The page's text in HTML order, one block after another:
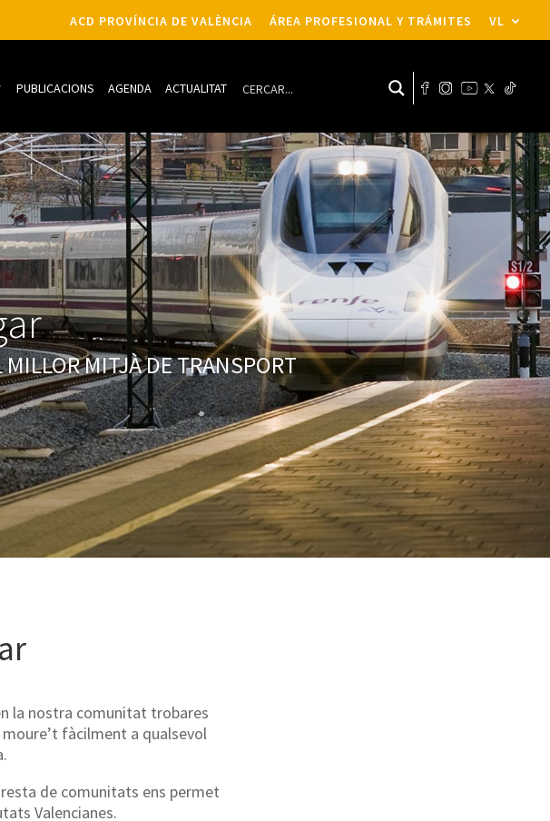
ACD PROVÍNCIA DE VALÈNCIA ÁREA PROFESIONAL Y TRÁMITES VL
PUBLICACIONS AGENDA ACTUALITAT
MITJÀ DE TRANSPORT
la nostra comunitat trobares
fàcilment a qualsevol
de comunitats ens permet
Valencianes.